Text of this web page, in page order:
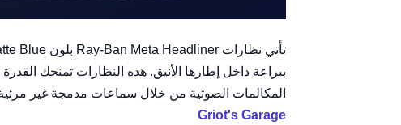
ببراعة داخل إطارها الأنيق. هذه النظارات تمنحك
المكالمات الصوتية من خلال سماعات مدمجة غير
Griot's Garage